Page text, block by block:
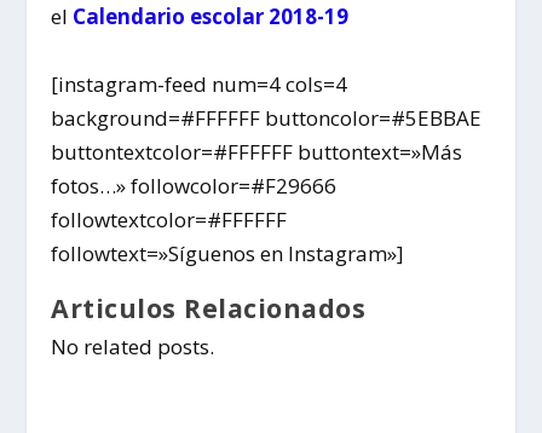
el Calendario escolar 2018-19
[instagram-feed num=4 cols=4
background=#FFFFFF buttoncolor=#5EBBAE
buttontextcolor=#FFFFFF buttontext=»Más
fotos…» followcolor=#F29666
followtextcolor=#FFFFFF
followtext=»Síguenos en Instagram»]
Articulos Relacionados
No related posts.